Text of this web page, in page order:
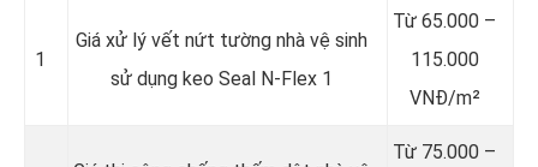
1
Giá xử lý vết nứt tường nhà vệ sinh
sử dụng keo Seal N-Flex 1
Từ 65.000 –
115.000
VNĐ/m²
Từ 75.000 –